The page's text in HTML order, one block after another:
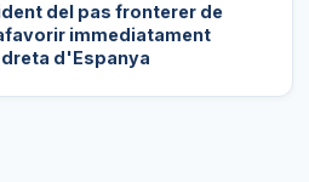
del pas fronterer de
immediatament
d'Espanya